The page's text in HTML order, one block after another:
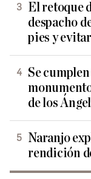
El retoque
despacho
pies y
Se
de los
Naranjo
rendición